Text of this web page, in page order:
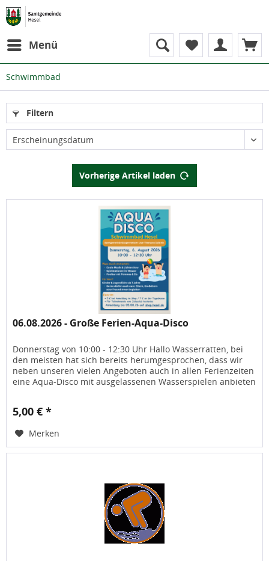
Menü
Schwimmbad
Filtern
Erscheinungsdatum
Vorherige Artikel laden
06.08.2026 - Große Ferien-Aqua-Disco
Donnerstag von 10:00 - 12:30 Uhr Hallo Wasserratten, bei
den meisten hat sich bereits herumgesprochen, dass wir
neben unseren vielen Angeboten auch in allen Ferienzeiten
eine Aqua-Disco mit ausgelassenen Wasserspielen anbieten
5,00 € *
Merken